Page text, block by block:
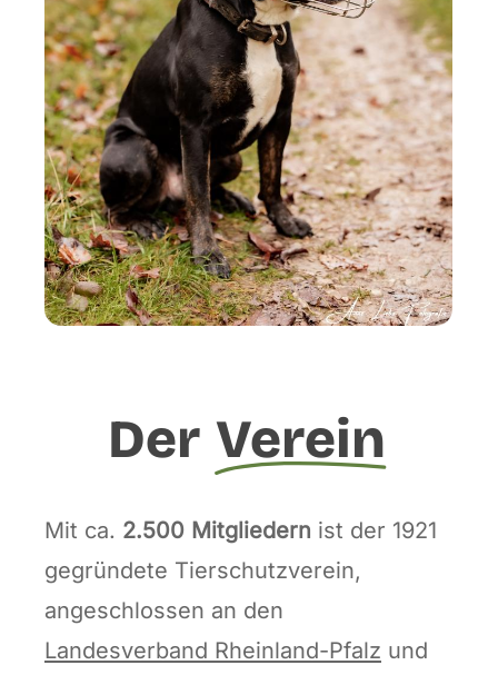
Der Verein
Mit ca. 2.500 Mitgliedern ist der 1921
gegründete Tierschutzverein,
angeschlossen an den
Landesverband Rheinland-Pfalz und